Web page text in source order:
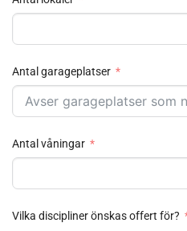
Antal garageplatser
Antal våningar
Vilka discipliner önskas offert för?